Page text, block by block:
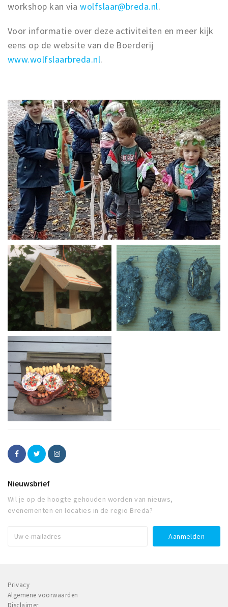
workshop kan viawolfslaar@breda.nl.
Voor informatie over deze activiteiten en meer kijk
eens op de website van de Boerderij
www.wolfslaarbreda.nl.
Nieuwsbrief
Wil je op de hoogte gehouden worden van nieuws,
evenementen en locaties in de regio Breda?
Privacy
Algemene voorwaarden
Disclaimer